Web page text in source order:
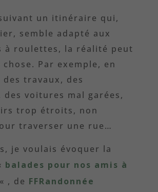
un itinéraire qui,
semble adapté aux
à roulettes, la réalité peut
Par exemple, en
travaux, des
des voitures mal garées,
trop étroits, non
traverser une rue…
je voulais évoquer la
balades pour nos amis à
« , de FFRandonnée